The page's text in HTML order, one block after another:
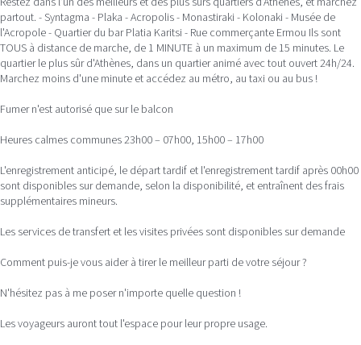
partout. - Syntagma - Plaka - Acropolis - Monastiraki - Kolonaki - Musée de
l'Acropole - Quartier du bar Platia Karitsi - Rue commerçante Ermou Ils sont
TOUS à distance de marche, de 1 MINUTE à un maximum de 15 minutes. Le
quartier le plus sûr d'Athènes, dans un quartier animé avec tout ouvert 24h/24.
Marchez moins d'une minute et accédez au métro, au taxi ou au bus !
Fumer n'est autorisé que sur le balcon
Heures calmes communes 23h00 – 07h00, 15h00 – 17h00
L'enregistrement anticipé, le départ tardif et l'enregistrement tardif après 00h00
sont disponibles sur demande, selon la disponibilité, et entraînent des frais
supplémentaires mineurs.
Les services de transfert et les visites privées sont disponibles sur demande
Comment puis-je vous aider à tirer le meilleur parti de votre séjour ?
N'hésitez pas à me poser n'importe quelle question !
Les voyageurs auront tout l'espace pour leur propre usage.